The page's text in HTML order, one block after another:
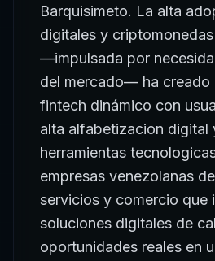
Barquisimeto. La alta
digitales y
—impulsada por
del mercado— ha creado
fintech dinámico con
alta alfabetizacion digital
herramientas
empresas venezolanas
servicios y comercio que
soluciones digitales de
oportunidades reales en